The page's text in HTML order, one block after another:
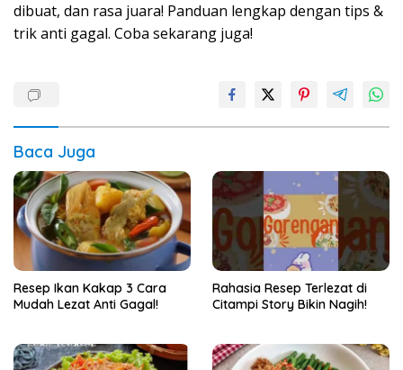
dibuat, dan rasa juara! Panduan lengkap dengan tips &
trik anti gagal. Coba sekarang juga!
Baca Juga
Resep Ikan Kakap 3 Cara
Mudah Lezat Anti Gagal!
Rahasia Resep Terlezat di
Citampi Story Bikin Nagih!